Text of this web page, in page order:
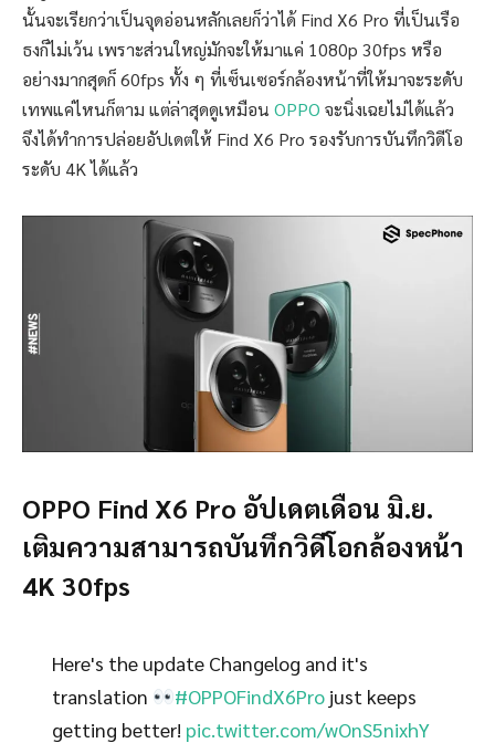
นั้นจะเรียกว่าเป็นจุดอ่อนหลักเลยก็ว่าได้ Find X6 Pro ที่เป็นเรือ
ธงก็ไม่เว้น เพราะส่วนใหญ่มักจะให้มาแค่ 1080p 30fps หรือ
อย่างมากสุดก็ 60fps ทั้ง ๆ ที่เซ็นเซอร์กล้องหน้าที่ให้มาจะระดับ
เทพแค่ไหนก็ตาม แต่ล่าสุดดูเหมือน OPPO จะนิ่งเฉยไม่ได้แล้ว
จึงได้ทำการปล่อยอัปเดตให้ Find X6 Pro รองรับการบันทึกวิดีโอ
ระดับ 4K ได้แล้ว
OPPO Find X6 Pro อัปเดตเดือน มิ.ย.
เติมความสามารถบันทึกวิดีโอกล้องหน้า
4K 30fps
Here's the update Changelog and it's
translation
#OPPOFindX6Pro just keeps
getting better! pic.twitter.com/wOnS5nixhY